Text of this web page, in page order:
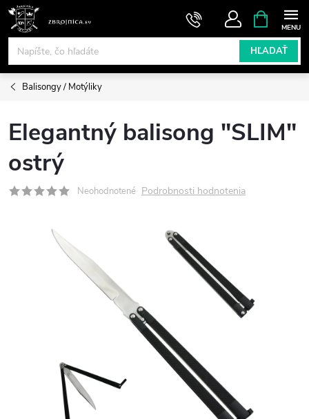
Prejsť
obsah
HĽADAŤ
KOŠÍK
Balisongy / Motýliky
Elegantný balisong "SLIM"
ostrý
Neohodnotené Podrobnosti hodnotenia